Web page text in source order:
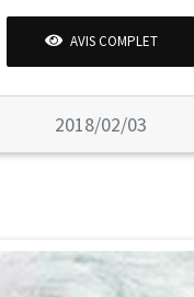
AVIS COMPLET
2018/02/03